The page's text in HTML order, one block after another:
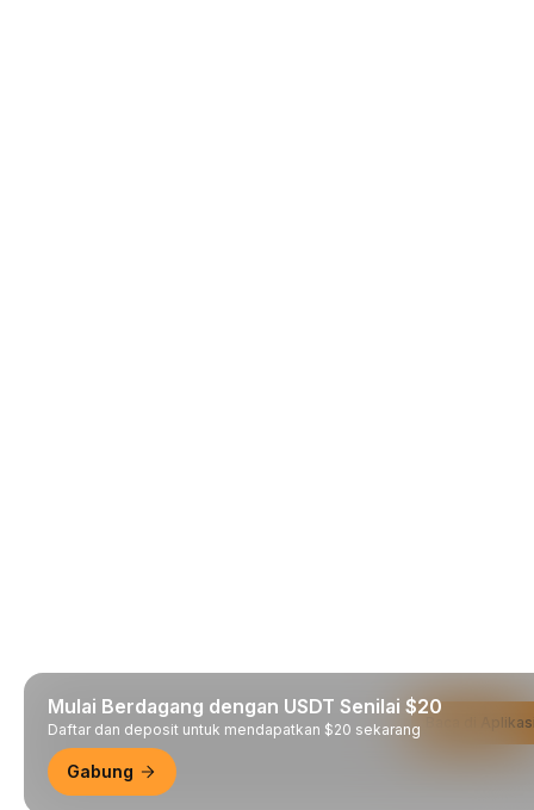
Mulai Berdagang dengan USDT Senilai $20
Daftar dan deposit untuk mendapatkan $20 sekarang
Gabung
Baca di